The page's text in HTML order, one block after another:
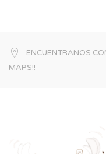
ENCUENTRANOS
MAPS!!